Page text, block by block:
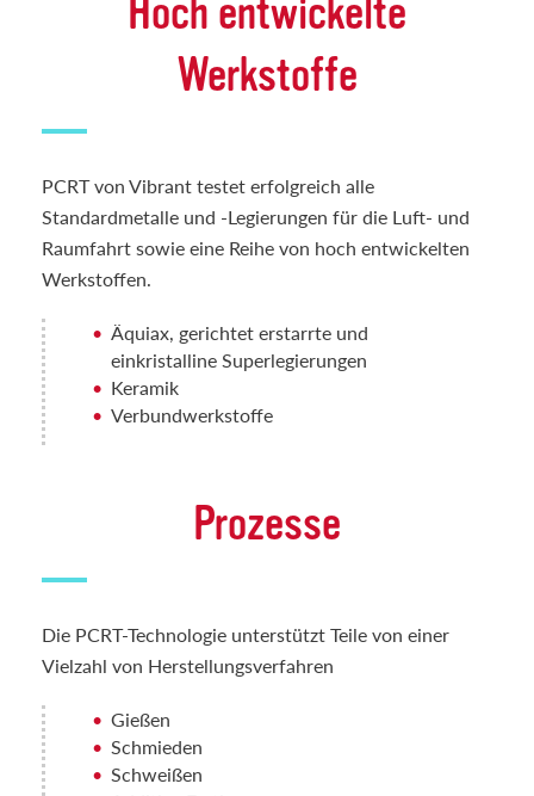
Hoch entwickelte
Werkstoffe
PCRT von Vibrant testet erfolgreich alle
Standardmetalle und -Legierungen für die Luft- und
Raumfahrt sowie eine Reihe von hoch entwickelten
Werkstoffen.
Äquiax, gerichtet erstarrte und
einkristalline Superlegierungen
Keramik
Verbundwerkstoffe
Prozesse
Die PCRT-Technologie unterstützt Teile von einer
Vielzahl von Herstellungsverfahren
Gießen
Schmieden
Schweißen